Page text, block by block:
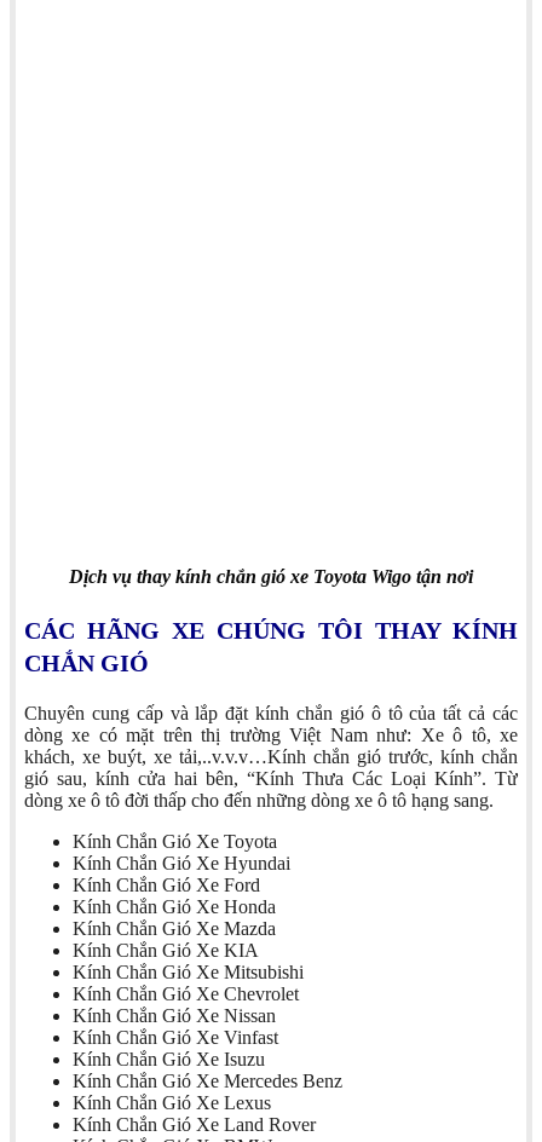
Dịch vụ thay kính chắn gió xe Toyota Wigo tận nơi
CÁC HÃNG XE CHÚNG TÔI THAY KÍNH
CHẮN GIÓ
Chuyên cung cấp và lắp đặt kính chắn gió ô tô của tất cả các
dòng xe có mặt trên thị trường Việt Nam như: Xe ô tô, xe
khách, xe buýt, xe tải,..v.v.v…Kính chắn gió trước, kính chắn
gió sau, kính cửa hai bên, “Kính Thưa Các Loại Kính”. Từ
dòng xe ô tô đời thấp cho đến những dòng xe ô tô hạng sang.
Kính Chắn Gió Xe Toyota
Kính Chắn Gió Xe Hyundai
Kính Chắn Gió Xe Ford
Kính Chắn Gió Xe Honda
Kính Chắn Gió Xe Mazda
Kính Chắn Gió Xe KIA
Kính Chắn Gió Xe Mitsubishi
Kính Chắn Gió Xe Chevrolet
Kính Chắn Gió Xe Nissan
Kính Chắn Gió Xe Vinfast
Kính Chắn Gió Xe Isuzu
Kính Chắn Gió Xe Mercedes Benz
Kính Chắn Gió Xe Lexus
Kính Chắn Gió Xe Land Rover